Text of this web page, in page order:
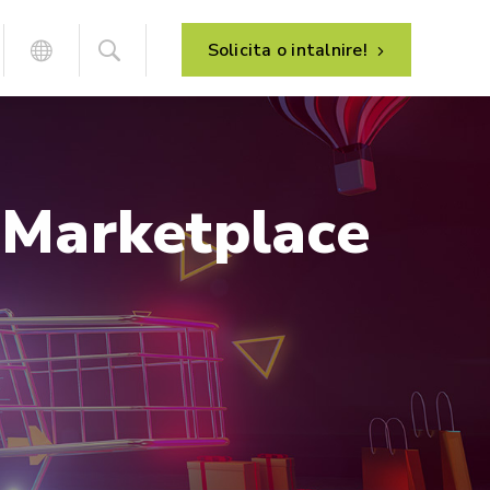
Solicita o intalnire!
Analiza proceselor de afaceri
Implementarea sistemului
Managementul de proiect
Dezvoltarea sistemului
Suport post-implementare
Mentenanta sistemului
HR – management resurse umane
E-commerce – vanzare online
B2C – magazin online
Marketplace